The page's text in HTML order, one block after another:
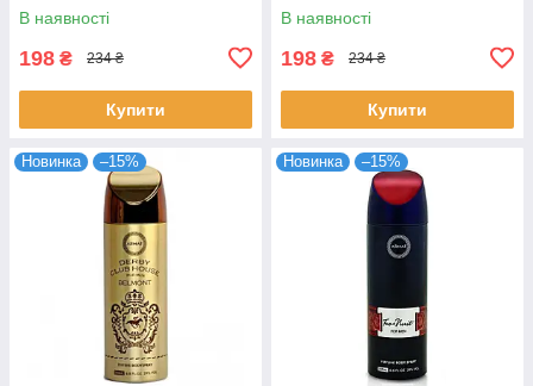
В наявності
198 ₴ 234 ₴
Купити
В наявності
198 ₴ 234 ₴
Купити
Новинка –15% Новинка –15%